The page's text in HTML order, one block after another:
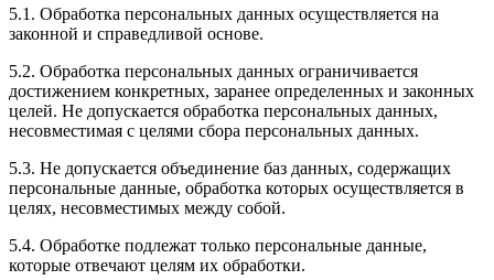
5.1. Обработка персональных данных осуществляется на
законной и справедливой основе.
5.2. Обработка персональных данных ограничивается
достижением конкретных, заранее определенных и законных
целей. Не допускается обработка персональных данных,
несовместимая с целями сбора персональных данных.
5.3. Не допускается объединение баз данных, содержащих
персональные данные, обработка которых осуществляется в
целях, несовместимых между собой.
5.4. Обработке подлежат только персональные данные,
которые отвечают целям их обработки.